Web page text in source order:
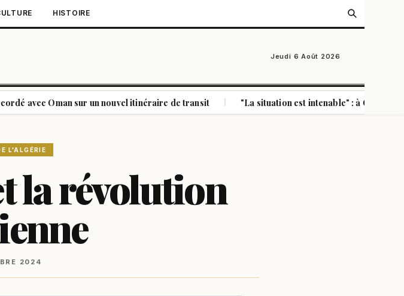
HISTOIRE
Jeudi 6 Août 2026
sur un nouvel itinéraire de transit | "La situation est intenable" : à Ceuta, un millier de
L'ALGÉRIE
la révolution
2024